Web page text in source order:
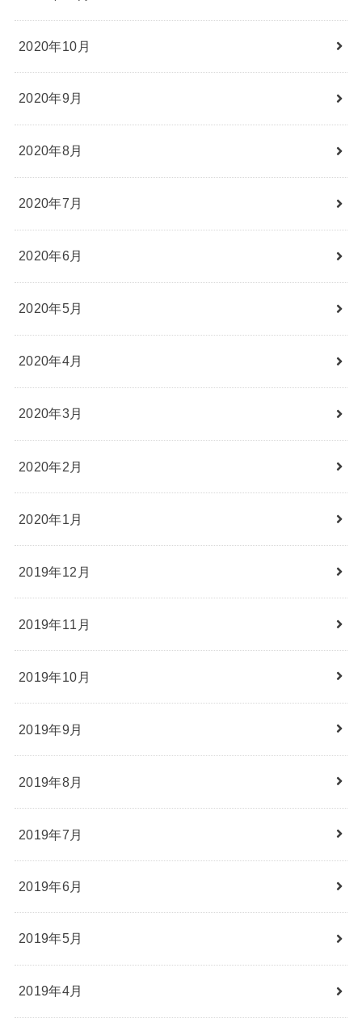
2020年10月
2020年9月
2020年8月
2020年7月
2020年6月
2020年5月
2020年4月
2020年3月
2020年2月
2020年1月
2019年12月
2019年11月
2019年10月
2019年9月
2019年8月
2019年7月
2019年6月
2019年5月
2019年4月